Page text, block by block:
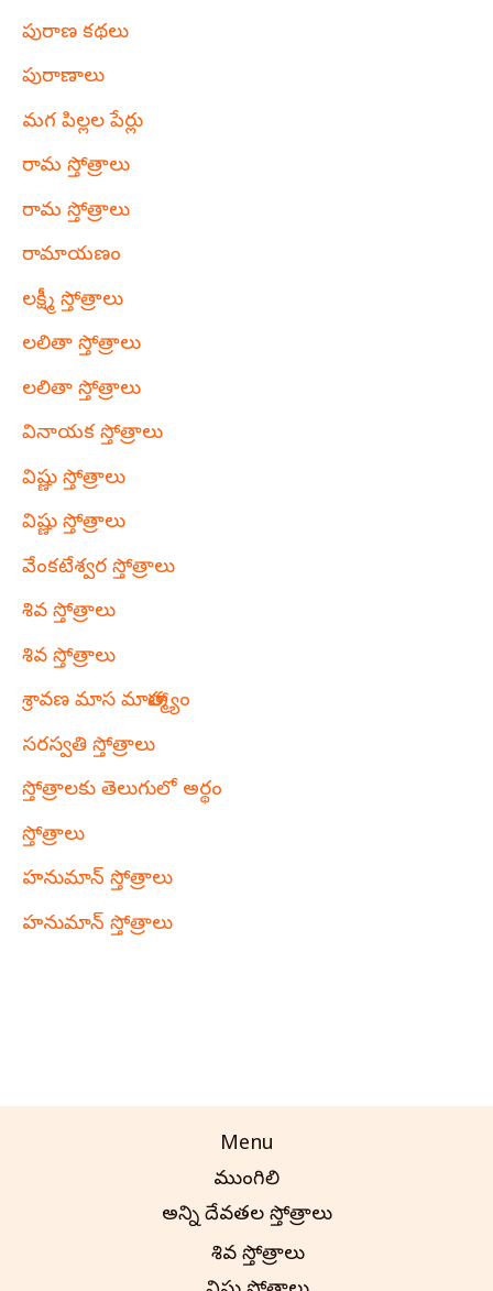
పురాణ కథలు
పురాణాలు
మగ పిల్లల పేర్లు
రామ స్తోత్రాలు
రామ స్తోత్రాలు
రామాయణం
లక్ష్మీ స్తోత్రాలు
లలితా స్తోత్రాలు
లలితా స్తోత్రాలు
వినాయక స్తోత్రాలు
విష్ణు స్తోత్రాలు
విష్ణు స్తోత్రాలు
వేంకటేశ్వర స్తోత్రాలు
శివ స్తోత్రాలు
శివ స్తోత్రాలు
శ్రావణ మాస మాహాత్మ్యం
సరస్వతి స్తోత్రాలు
స్తోత్రాలకు తెలుగులో అర్థం
స్తోత్రాలు
హనుమాన్ స్తోత్రాలు
హనుమాన్ స్తోత్రాలు
Menu
ముంగిలి
అన్ని దేవతల స్తోత్రాలు
శివ స్తోత్రాలు